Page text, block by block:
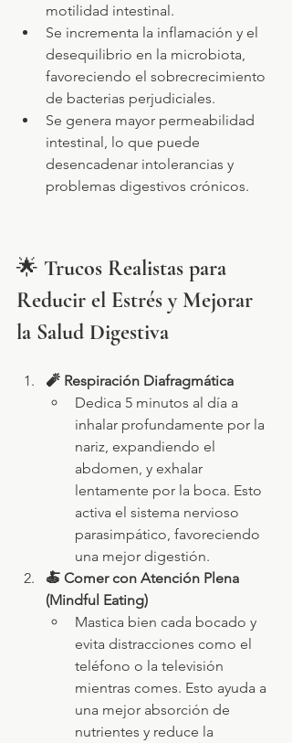
motilidad intestinal.
Se incrementa la inflamación y el
desequilibrio en la microbiota,
favoreciendo el sobrecrecimiento
de bacterias perjudiciales.
Se genera mayor permeabilidad
intestinal, lo que puede
desencadenar intolerancias y
problemas digestivos crónicos.
🌟 Trucos Realistas para
Reducir el Estrés y Mejorar
la Salud Digestiva
🧨 Respiración Diafragmática
Dedica 5 minutos al día a
inhalar profundamente por la
nariz, expandiendo el
abdomen, y exhalar
lentamente por la boca. Esto
activa el sistema nervioso
parasimpático, favoreciendo
una mejor digestión.
🍝 Comer con Atención Plena
(Mindful Eating)
Mastica bien cada bocado y
evita distracciones como el
teléfono o la televisión
mientras comes. Esto ayuda a
una mejor absorción de
nutrientes y reduce la